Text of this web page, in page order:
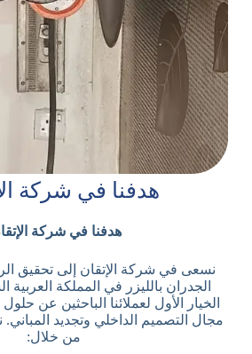
هدفنا في شركة
هدفنا في شركة
نسعى في شركة الإتقان إلى تحقيق
الجدران بالليزر في المملكة العربية
الخيار الأول لعملائنا الباحثين عن
مجال التصميم الداخلي وتجديد
من خلال: